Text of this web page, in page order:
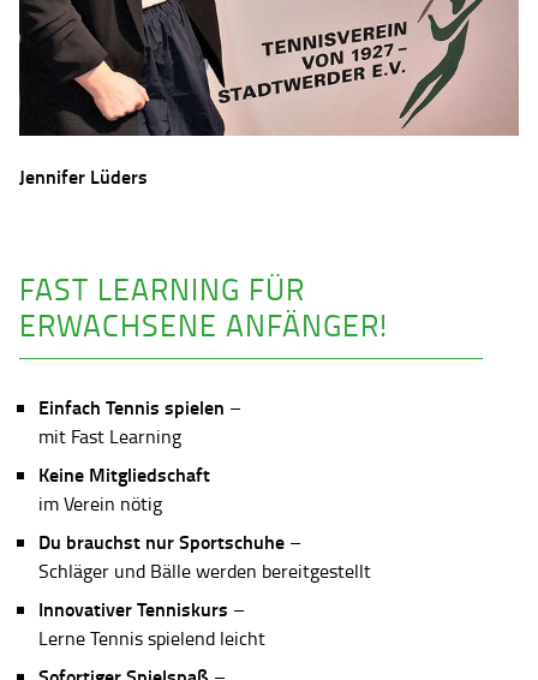
Jennifer Lüders
FAST LEARNING FÜR
ERWACHSENE ANFÄNGER!
Einfach Tennis spielen –
mit Fast Learning
Keine Mitgliedschaft
im Verein nötig
Du brauchst nur Sportschuhe –
Schläger und Bälle werden bereitgestellt
Innovativer Tenniskurs –
Lerne Tennis spielend leicht